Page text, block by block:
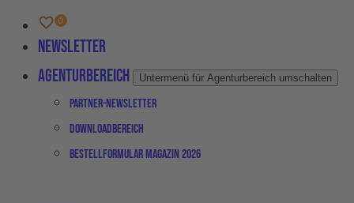
Newsletter
Agenturbereich
Untermenü für Agenturbereich umschalten
Partner-Newsletter
Downloadbereich
Bestellformular Magazin 2026